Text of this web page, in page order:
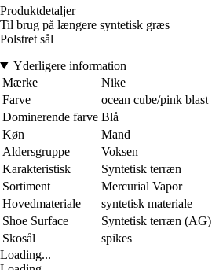
Produktdetaljer
Til brug på længere syntetisk græs
Polstret sål
Yderligere information
Mærke
Nike
Farve
ocean cube/pink blast
Dominerende farve Blå
Køn
Mand
Aldersgruppe
Voksen
Karakteristisk
Syntetisk terræn
Sortiment
Mercurial Vapor
Hovedmateriale
syntetisk materiale
Shoe Surface
Syntetisk terræn (AG)
Skosål
spikes
Loading...